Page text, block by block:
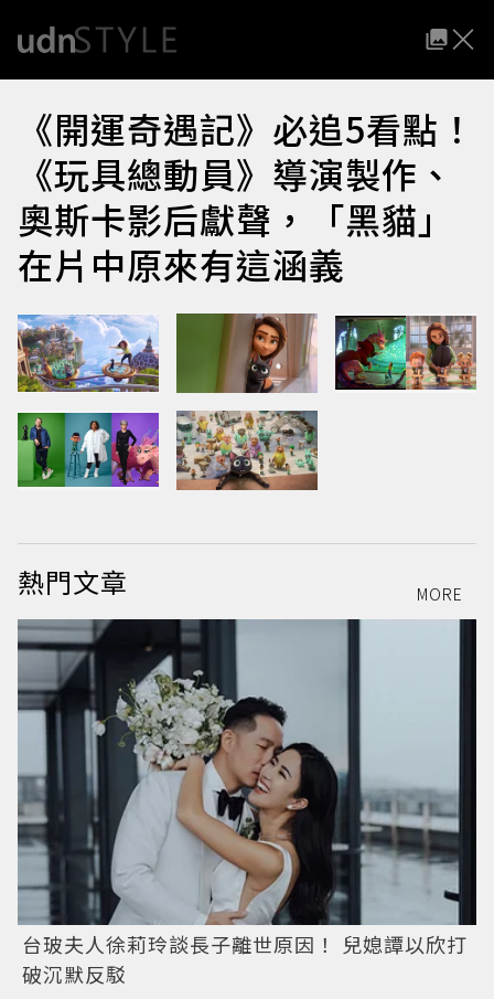
《開運奇遇記》必追5看點！
《玩具總動員》導演製作、
奧斯卡影后獻聲，「黑貓」
在片中原來有這涵義
熱門文章 MORE
台玻夫人徐莉玲談長子離世原因！ 兒媳譚以欣打
破沉默反駁